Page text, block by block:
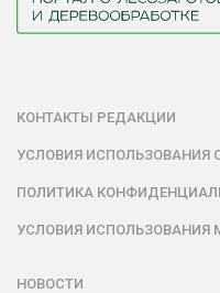
КОНТАКТЫ РЕДАКЦИИ
УСЛОВИЯ ИСПОЛЬЗОВАНИЯ
ПОЛИТИКА
УСЛОВИЯ ИСПОЛЬЗОВАНИЯ
НОВОСТИ